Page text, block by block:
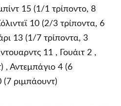
15 (1/1 τρίποντο, 8
10 (2/3 τρίποντα, 6
13 (1/7 τρίποντα, 3
11 , Γουάιτ 2 ,
, Αντεμπάγιο 4 (6
(7 ριμπάουντ)